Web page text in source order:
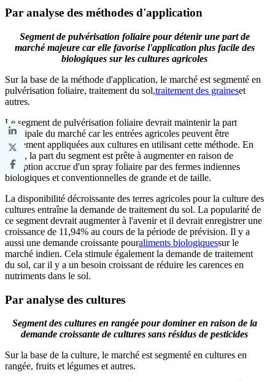
Par analyse des méthodes d'application
Segment de pulvérisation foliaire pour détenir une part de
marché majeure car elle favorise l'application plus facile des
biologiques sur les cultures agricoles
Sur la base de la méthode d'application, le marché est segmenté en
pulvérisation foliaire, traitement du sol,traitement des graineset
autres.
Le segment de pulvérisation foliaire devrait maintenir la part
principale du marché car les entrées agricoles peuvent être
facilement appliquées aux cultures en utilisant cette méthode. En
outre, la part du segment est prête à augmenter en raison de
l'adoption accrue d'un spray foliaire par des fermes indiennes
biologiques et conventionnelles de grande et de taille.
La disponibilité décroissante des terres agricoles pour la culture des
cultures entraîne la demande de traitement du sol. La popularité de
ce segment devrait augmenter à l'avenir et il devrait enregistrer une
croissance de 11,94% au cours de la période de prévision. Il y a
aussi une demande croissante pouraliments biologiquessur le
marché indien. Cela stimule également la demande de traitement
du sol, car il y a un besoin croissant de réduire les carences en
nutriments dans le sol.
Par analyse des cultures
Segment des cultures en rangée pour dominer en raison de la
demande croissante de cultures sans résidus de pesticides
Sur la base de la culture, le marché est segmenté en cultures en
rangée, fruits et légumes et autres.